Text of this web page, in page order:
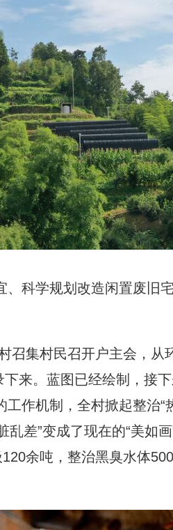
科学规划改造闲置废旧
召集村民召开户主会，
来。蓝图已经绘制，接
作机制，全村掀起整治
差”变成了现在的“美如
余吨，整治黑臭水体